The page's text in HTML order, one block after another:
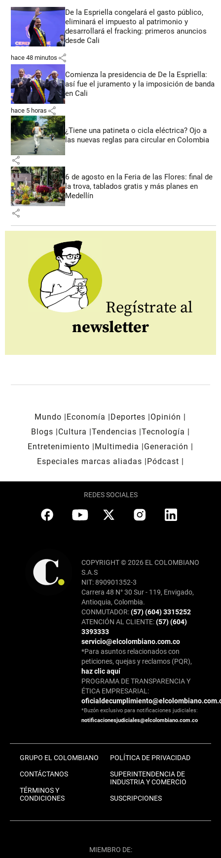
De la Espriella congelará el gasto público,
eliminará el impuesto al patrimonio y
desarrollará el fracking: primeros anuncios
desde Cali
hace 48 minutos share
Comienza la presidencia de De la Espriella:
así fue el juramento y la imposición de banda
en Cali
hace 5 horas share
¿Tiene una patineta o cicla eléctrica? Ojo a
las nuevas reglas para circular en Colombia
share
6 de agosto en la Feria de las Flores: final de
la trova, tablados gratis y más planes en
Medellín
share
Regístrate al
newsletter
Mundo Economía Deportes
Opinión
Blogs
Cultura Tendencias Tecnología
Entretenimiento
Multimedia
Generación
Especiales marcas aliadas
Pódcast
REDES SOCIALES
COPYRIGHT © 2026 EL COLOMBIANO
S.A.S
NIT: 890901352-3
Carrera 48 N° 30 Sur - 119, Envigado,
Antioquia, Colombia.
CONMUTADOR:(57) (604) 3315252
ATENCIÓN AL CLIENTE:(57) (604)
3393333
servicio@elcolombiano.com.co
*Para asuntos relacionados con
peticiones, quejas y reclamos (PQR),
haz clic aquí
PROGRAMA DE TRANSPARENCIA Y
ÉTICA EMPRESARIAL:
*Buzón exclusivo para notificaciones judiciales:
notificacionesjudiciales@elcolombiano.com.co
GRUPO EL COLOMBIANO
CONTÁCTANOS
TÉRMINOS Y
CONDICIONES
POLÍTICA DE PRIVACIDAD
SUPERINTENDENCIA DE
INDUSTRIA Y COMERCIO
SUSCRIPCIONES
MIEMBRO DE: